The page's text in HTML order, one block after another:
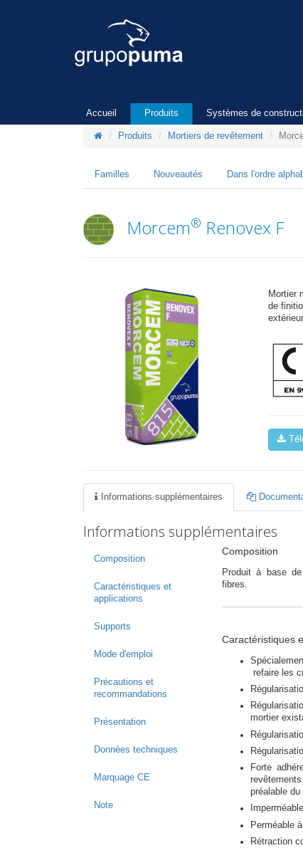
Accueil Produits Systèmes de
Produits Mortiers de revêtement
Familles Nouveautés Dans l'ordre
Morcem® Renovex F
Mortier
de
Informations supplémentaires
Informations supplémentaires
Composition
Caractéristiques et
applications
Supports
Mode d'emploi
Précautions et
recommandations
Présentation
Données techniques
Marquage CE
Note
Composition
Produit à base
fibres.
Caractéristiques
refaire les
mortier
Forte
préalable
Perméable
Rétraction